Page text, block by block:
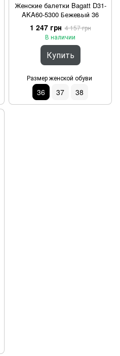
Женские балетки Bagatt D31-
AKA60-5300 Бежевый 36
1 247 грн 4 157 грн
В наличии
Купить
Размер женской обуви
36 37 38